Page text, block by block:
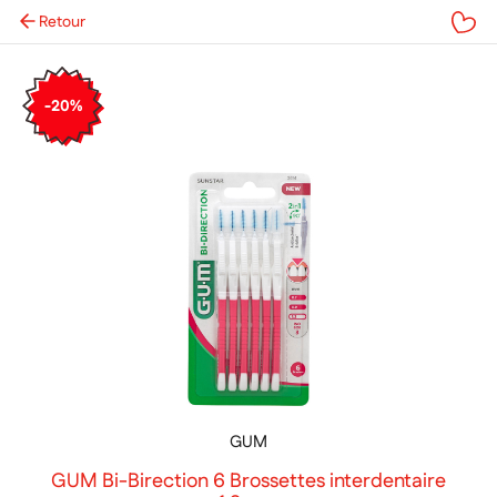
Retour
GUM
GUM Bi-Birection 6 Brossettes interdentaire
-20%